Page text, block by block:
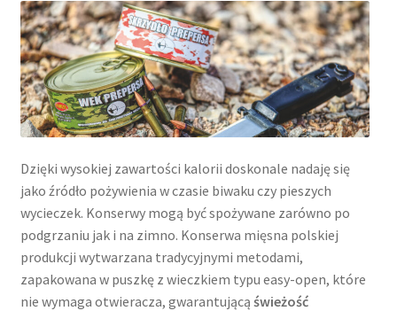
Dzięki wysokiej zawartości kalorii doskonale nadaję się
jako źródło pożywienia w czasie biwaku czy pieszych
wycieczek. Konserwy mogą być spożywane zarówno po
podgrzaniu jak i na zimno. Konserwa mięsna polskiej
produkcji wytwarzana tradycyjnymi metodami,
zapakowana w puszkę z wieczkiem typu easy-open, które
nie wymaga otwieracza, gwarantującą świeżość